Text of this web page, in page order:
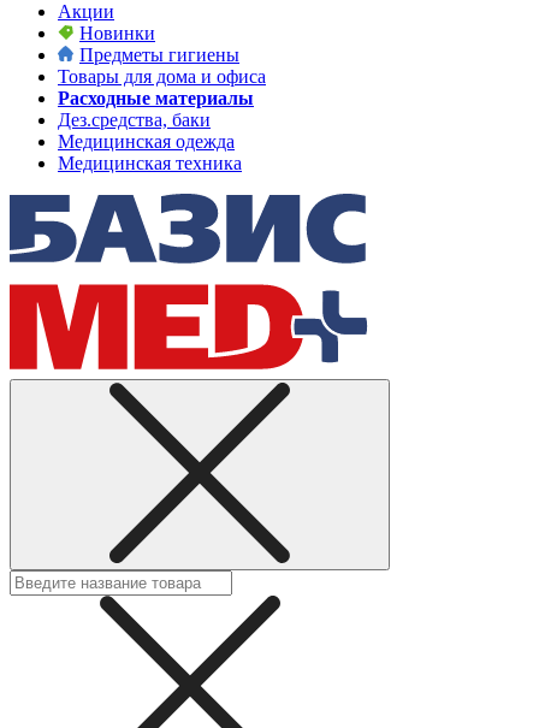
Акции
Новинки
Предметы гигиены
Товары для дома и офиса
Расходные материалы
Дез.средства, баки
Медицинская одежда
Медицинская техника